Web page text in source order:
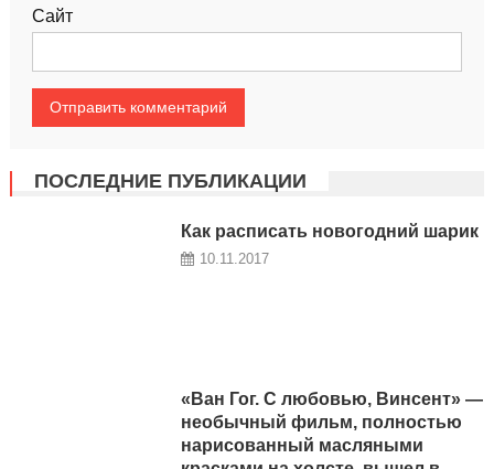
Сайт
ПОСЛЕДНИЕ ПУБЛИКАЦИИ
Как расписать новогодний шарик
10.11.2017
«Ван Гог. С любовью, Винсент» —
необычный фильм, полностью
нарисованный масляными